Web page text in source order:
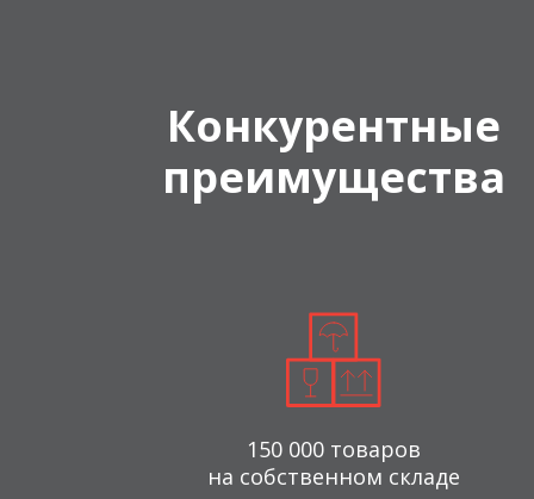
Конкурентные
преимущества
150 000 товаров
на собственном складе